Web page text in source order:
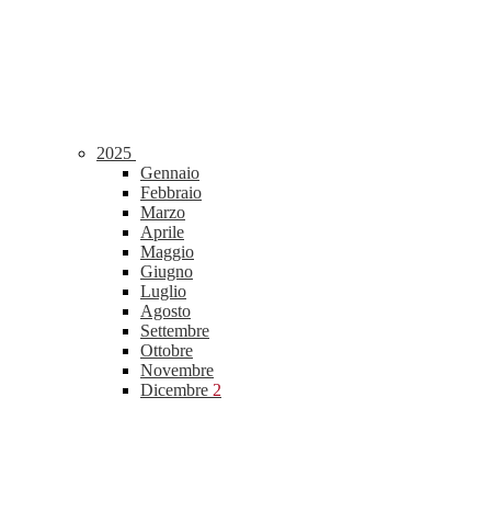
2025
Gennaio
Febbraio
Marzo
Aprile
Maggio
Giugno
Luglio
Agosto
Settembre
Ottobre
Novembre
Dicembre 2